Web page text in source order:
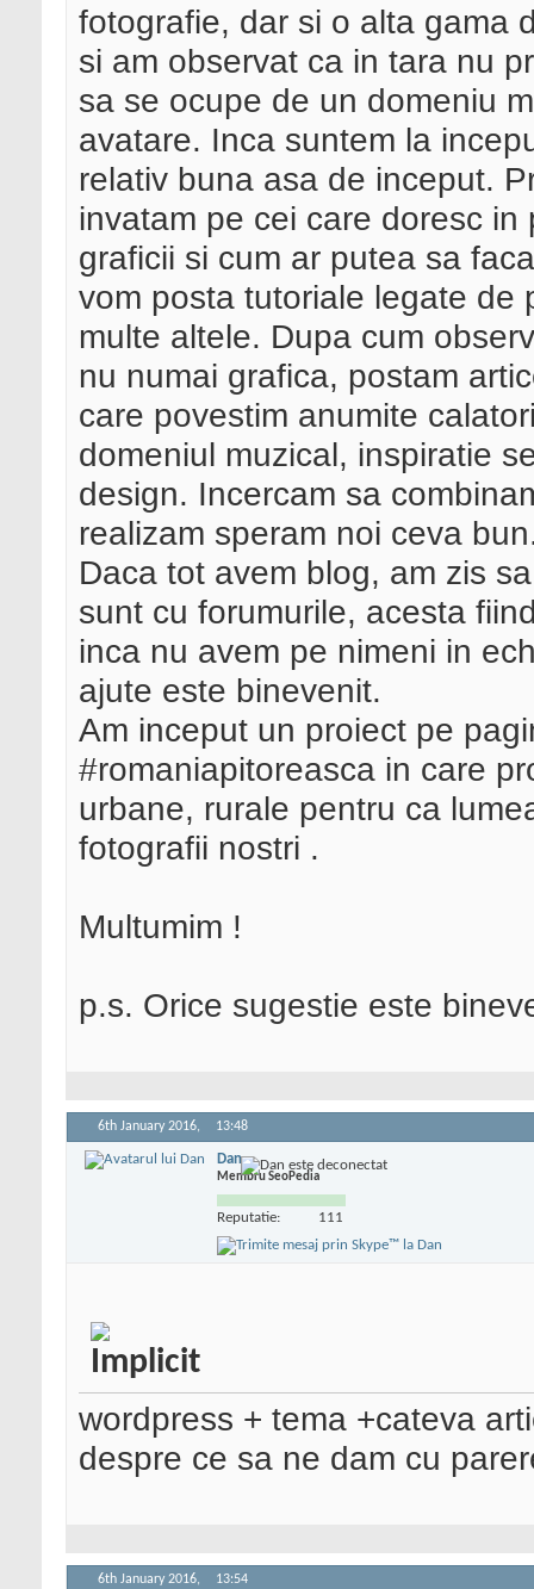
fotografie, dar si o alta gama
si am observat ca in tara nu
sa se ocupe de un domeniu
avatare. Inca suntem la
relativ buna asa de inceput.
invatam pe cei care doresc
graficii si cum ar putea sa
vom posta tutoriale legate de
multe altele. Dupa cum
nu numai grafica, postam
care povestim anumite
domeniul muzical, inspiratie
design. Incercam sa
realizam speram noi ceva
Daca tot avem blog, am zis
sunt cu forumurile, acesta
inca nu avem pe nimeni in
ajute este binevenit.
Am inceput un proiect pe
#romaniapitoreasca in care
urbane, rurale pentru ca
fotografii nostri .
Multumim !
p.s. Orice sugestie este
6th January 2016, 13:48
Dan
Membru SeoPedia
Reputatie: 111
wordpress + tema +cateva
despre ce sa ne dam cu
6th January 2016, 13:54